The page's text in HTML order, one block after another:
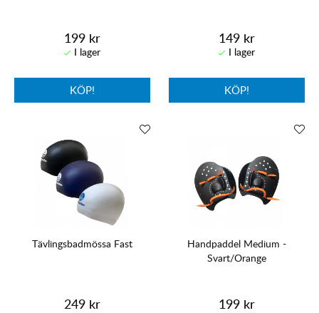
199 kr
KÖP!
149 kr
KÖP!
Tävlingsbadmössa Fast
249 kr
Handpaddel Medium -
Svart/Orange
199 kr